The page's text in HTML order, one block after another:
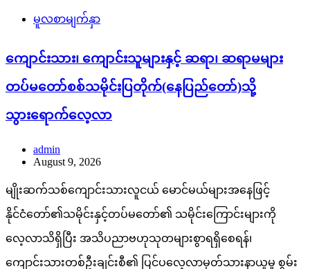
မူလစာမျက်နှာ
ကျောင်းသား၊ ကျောင်းသူများနှင့် ဆရာ၊ ဆရာမများ
တပ်မတော်စစ်သမိုင်းပြတိုက်(နေပြည်တော်)သို့
သွားရောက်လေ့လာ
admin
August 9, 2026
မျိုးဆက်သစ်ကျောင်းသားလူငယ် မောင်မယ်များအနေဖြင့်
နိုင်ငံတော်၏သမိုင်းနှင့်တပ်မတော်၏ သမိုင်းကြောင်းများကို
လေ့လာသိရှိပြီး အသိပညာဗဟုသုတများစွာရရှိစေရန်၊
ကျောင်းသားတစ်ဦးချင်းစီ၏ ပြင်ပလေ့လာမှတ်သားနာယူမှု စွမ်း